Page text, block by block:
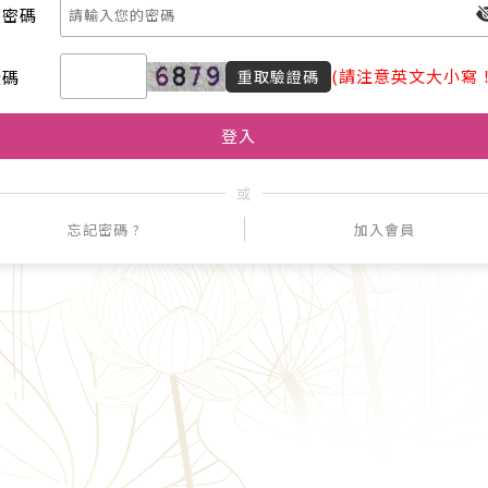
碼
重取驗證碼 (請注意英文大小寫
或
忘記密碼 ?
加入會員